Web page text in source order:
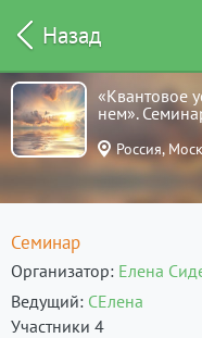
Назад
«Квантовое
нем».
Россия,
Семинар
Организатор Елена
Ведущий СЕлена
Участники 4